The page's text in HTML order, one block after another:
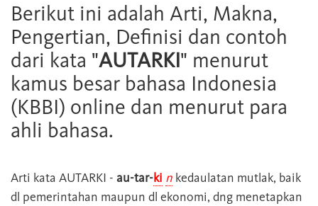
Berikut ini adalah Arti, Makna,
Pengertian, Definisi dan contoh
dari kata "AUTARKI" menurut
kamus besar bahasa Indonesia
(KBBI) online dan menurut para
ahli bahasa.
Arti kata AUTARKI - au-tar-ki n kedaulatan mutlak, baik
dl pemerintahan maupun dl ekonomi, dng menetapkan